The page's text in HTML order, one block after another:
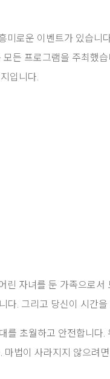
미로운 이벤트가 있습
든 프로그램을 주최했
입니다.
린 자녀를 둔 가족으로
다. 그리고 당신이 시간
를 초월하고 안전합니다
법이 사라지지 않으려